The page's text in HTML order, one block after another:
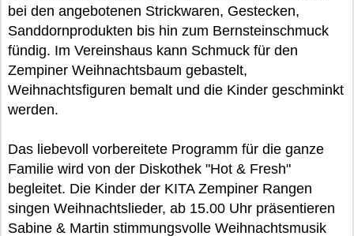
bei den angebotenen Strickwaren, Gestecken,
Sanddornprodukten bis hin zum Bernsteinschmuck
fündig. Im Vereinshaus kann Schmuck für den
Zempiner Weihnachtsbaum gebastelt,
Weihnachtsfiguren bemalt und die Kinder geschminkt
werden.
Das liebevoll vorbereitete Programm für die ganze
Familie wird von der Diskothek "Hot & Fresh"
begleitet. Die Kinder der KITA Zempiner Rangen
singen Weihnachtslieder, ab 15.00 Uhr präsentieren
Sabine & Martin stimmungsvolle Weihnachtsmusik